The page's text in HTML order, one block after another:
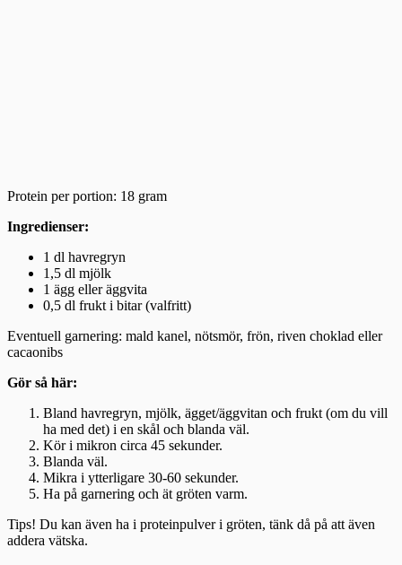
Protein per portion: 18 gram
Ingredienser:
1 dl havregryn
1,5 dl mjölk
1 ägg eller äggvita
0,5 dl frukt i bitar (valfritt)
Eventuell garnering: mald kanel, nötsmör, frön, riven choklad eller
cacaonibs
Gör så här:
Bland havregryn, mjölk, ägget/äggvitan och frukt (om du vill
ha med det) i en skål och blanda väl.
Kör i mikron circa 45 sekunder.
Blanda väl.
Mikra i ytterligare 30-60 sekunder.
Ha på garnering och ät gröten varm.
Tips! Du kan även ha i proteinpulver i gröten, tänk då på att även
addera vätska.